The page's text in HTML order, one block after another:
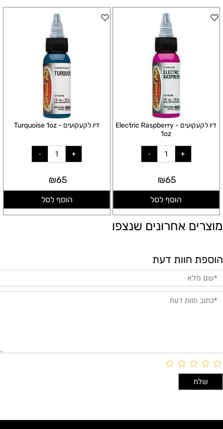
דיו לקעקועים - Electric Raspberry
1oz
₪65
הוסף לסל
דיו לקעקועים - Turquoise 1oz
₪65
הוסף לסל
מוצרים אחרונים שנצפו
הוספת חוות דעת